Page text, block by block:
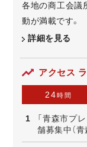
各地の商工会議
動が満載です。
詳細を見る
アクセス
24時間
「青森市プ
舗募集中（青